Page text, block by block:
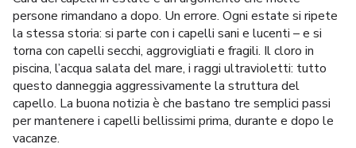
Domande frequenti
Contatti
Recensioni
persone rimandano a dopo. Un errore. Ogni estate si ripete
la stessa storia: si parte con i capelli sani e lucenti – e si
torna con capelli secchi, aggrovigliati e fragili. Il cloro in
piscina, l’acqua salata del mare, i raggi ultravioletti: tutto
questo danneggia aggressivamente la struttura del
capello. La buona notizia è che bastano tre semplici passi
per mantenere i capelli bellissimi prima, durante e dopo le
vacanze.